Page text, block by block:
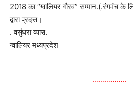
2018 का “ग्वालियर गौरव” सम्मान.(.रंगमंच के
द्वारा प्रदत्त।
. वसुंधरा व्यास.
ग्वालियर मध्यप्रदेश
……………..